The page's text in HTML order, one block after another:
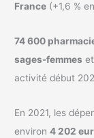
France (+1,6 %
74 600
sages-femmes
activité début
En 2021, les
environ4 202